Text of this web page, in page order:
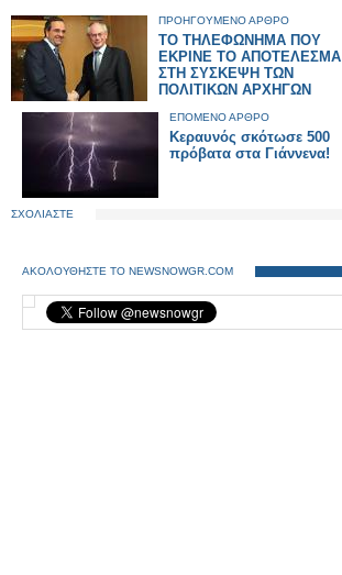
ΠΡΟΗΓΟΥΜΕΝΟ ΑΡΘΡΟ
ΤΟ ΤΗΛΕΦΩΝΗΜΑ ΠΟΥ
ΕΚΡΙΝΕ ΤΟ ΑΠΟΤΕΛΕΣΜΑ
ΣΤΗ ΣΥΣΚΕΨΗ ΤΩΝ
ΠΟΛΙΤΙΚΩΝ ΑΡΧΗΓΩΝ
ΕΠΟΜΕΝΟ ΑΡΘΡΟ
Κεραυνός σκότωσε 500
πρόβατα στα Γιάννενα!
ΣΧΟΛΙΑΣΤΕ
ΑΚΟΛΟΥΘΗΣΤΕ ΤΟ NEWSNOWGR.COM